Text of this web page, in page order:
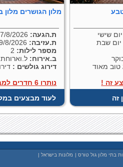
טוב מאוד
זה
מלון הגושרים
ת.הגעה:
ת.עזיבה: 9/8/2026, יום
מספר לילות:
ב.אירוח:
דירוג גולשים :
נותרו 6 חדרים למבצע זה !
לעוד מבצעים
בתי מלון גול טורס | מלונות בישראל |